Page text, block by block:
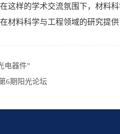
这样的学术交流氛围下，材料
材料科学与工程领域的研究提供
电器件”
6期阳光论坛